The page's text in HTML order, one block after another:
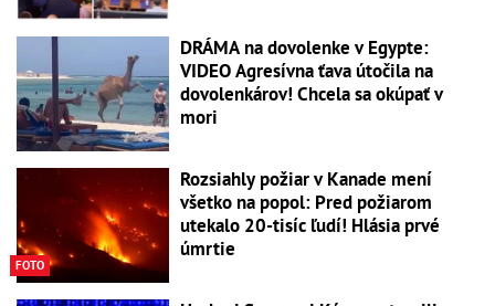
DRÁMA na dovolenke v Egypte:
VIDEO Agresívna ťava útočila na
dovolenkárov! Chcela sa okúpať v
mori
FOTO
Rozsiahly požiar v Kanade mení
všetko na popol: Pred požiarom
utekalo 20-tisíc ľudí! Hlásia prvé
úmrtie